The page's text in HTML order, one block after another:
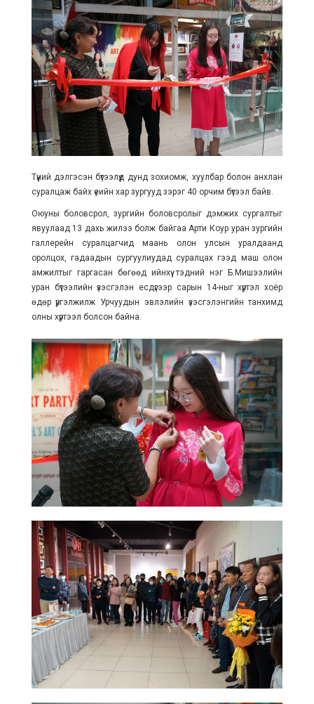
Түүний дэлгэсэн бүтээлүүд дунд зохиомж, хуулбар болон анхлан
суралцаж байх үеийн хар зургууд зэрэг 40 орчим бүтээл байв.
Оюуны боловсрол, зургийн боловсролыг дэмжих сургалтыг
явуулаад 13 дахь жилээ болж байгаа Арти Коур уран зургийн
галлерейн суралцагчид маань олон улсын уралдаанд
оролцох, гадаадын сургуулиудад суралцах гээд маш олон
амжилтыг гаргасан бөгөөд ийнхүү тэдний нэг Б.Мишээлийн
уран бүтээлийн үзэсгэлэн есдүгээр сарын 14-ныг хүртэл хоёр
өдөр үргэлжилж Урчуудын эвлэлийн үзэсгэлэнгийн танхимд
олны хүртээл болсон байна.